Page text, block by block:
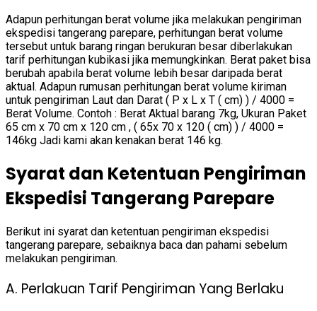
Adapun perhitungan berat volume jika melakukan pengiriman
ekspedisi tangerang parepare, perhitungan berat volume
tersebut untuk barang ringan berukuran besar diberlakukan
tarif perhitungan kubikasi jika memungkinkan. Berat paket bisa
berubah apabila berat volume lebih besar daripada berat
aktual. Adapun rumusan perhitungan berat volume kiriman
untuk pengiriman Laut dan Darat ( P x L x T ( cm) ) / 4000 =
Berat Volume. Contoh : Berat Aktual barang 7kg, Ukuran Paket
65 cm x 70 cm x 120 cm , ( 65x 70 x 120 ( cm) ) / 4000 =
146kg Jadi kami akan kenakan berat 146 kg.
Syarat dan Ketentuan Pengiriman
Ekspedisi Tangerang Parepare
Berikut ini syarat dan ketentuan pengiriman ekspedisi
tangerang parepare, sebaiknya baca dan pahami sebelum
melakukan pengiriman.
A. Perlakuan Tarif Pengiriman Yang Berlaku